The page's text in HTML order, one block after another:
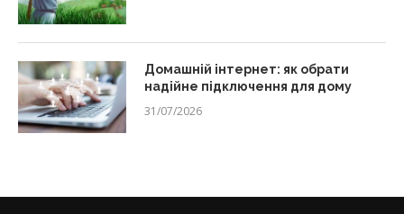
Домашній інтернет: як обрати
надійне підключення для дому
31/07/2026